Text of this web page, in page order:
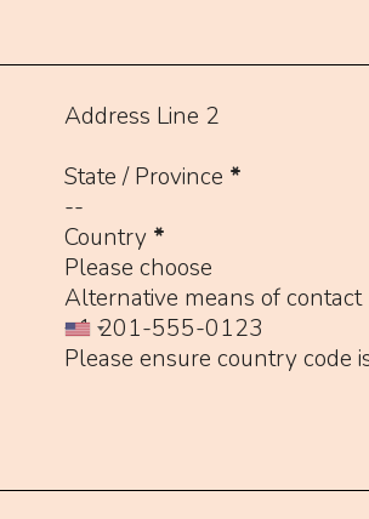
Address Line 2
State / Province *
Country *
Please choose
Alternative means of contact
Please ensure country code